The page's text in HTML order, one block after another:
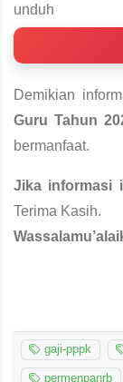
Demikian
Guru Tahun
bermanfaat.
Jika informasi
Terima Kasih.
gaji-pppk
permenpanrb